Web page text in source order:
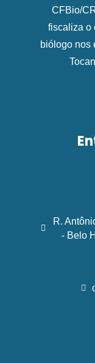
CFBio/
fiscaliza o
biólogo nos
R.
- Belo